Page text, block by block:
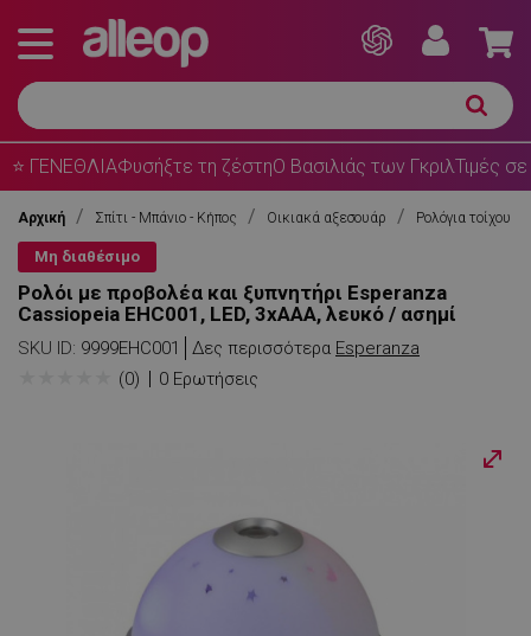
⭐ ΓΕΝΕΘΛΙΑΦυσήξτε τη ζέστηΟ Βασιλιάς των ΓκριλΤιμές σε
Αρχική Σπίτι - Μπάνιο - Κήπος Οικιακά αξεσουάρ Ρολόγια τοίχου
Μη διαθέσιμο
Ρολόι με προβολέα και ξυπνητήρι Esperanza
Cassiopeia EHC001, LED, 3xAAA, λευκό / ασημί
SKU ID: 9999EHC001 Δες περισσότερα Esperanza
(0) 0 Ερωτήσεις